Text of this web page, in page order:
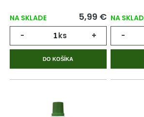
NA SKLADE 5,99 €
- ks +
DO KOŠÍKA
NA
-